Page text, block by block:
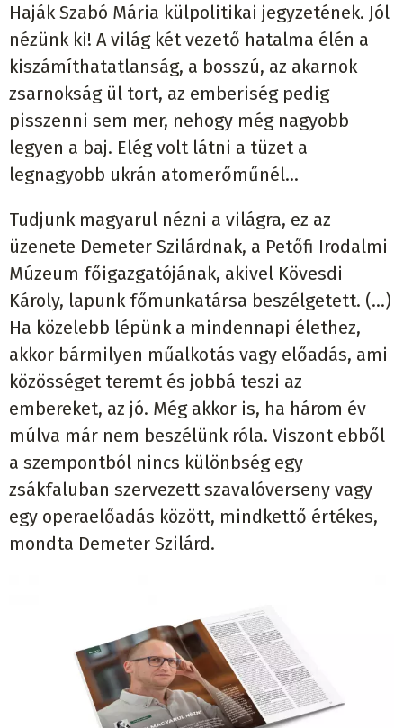
Haják Szabó Mária külpolitikai jegyzetének. Jól
nézünk ki! A világ két vezető hatalma élén a
kiszámíthatatlanság, a bosszú, az akarnok
zsarnokság ül tort, az emberiség pedig
pisszenni sem mer, nehogy még nagyobb
legyen a baj. Elég volt látni a tüzet a
legnagyobb ukrán atomerőműnél…
Tudjunk magyarul nézni a világra, ez az
üzenete Demeter Szilárdnak, a Petőfi Irodalmi
Múzeum főigazgatójának, akivel Kövesdi
Károly, lapunk főmunkatársa beszélgetett. (…)
Ha közelebb lépünk a mindennapi élethez,
akkor bármilyen műalkotás vagy előadás, ami
közösséget teremt és jobbá teszi az
embereket, az jó. Még akkor is, ha három év
múlva már nem beszélünk róla. Viszont ebből
a szempontból nincs különbség egy
zsákfaluban szervezett szavalóverseny vagy
egy operaelőadás között, mindkettő értékes,
mondta Demeter Szilárd.